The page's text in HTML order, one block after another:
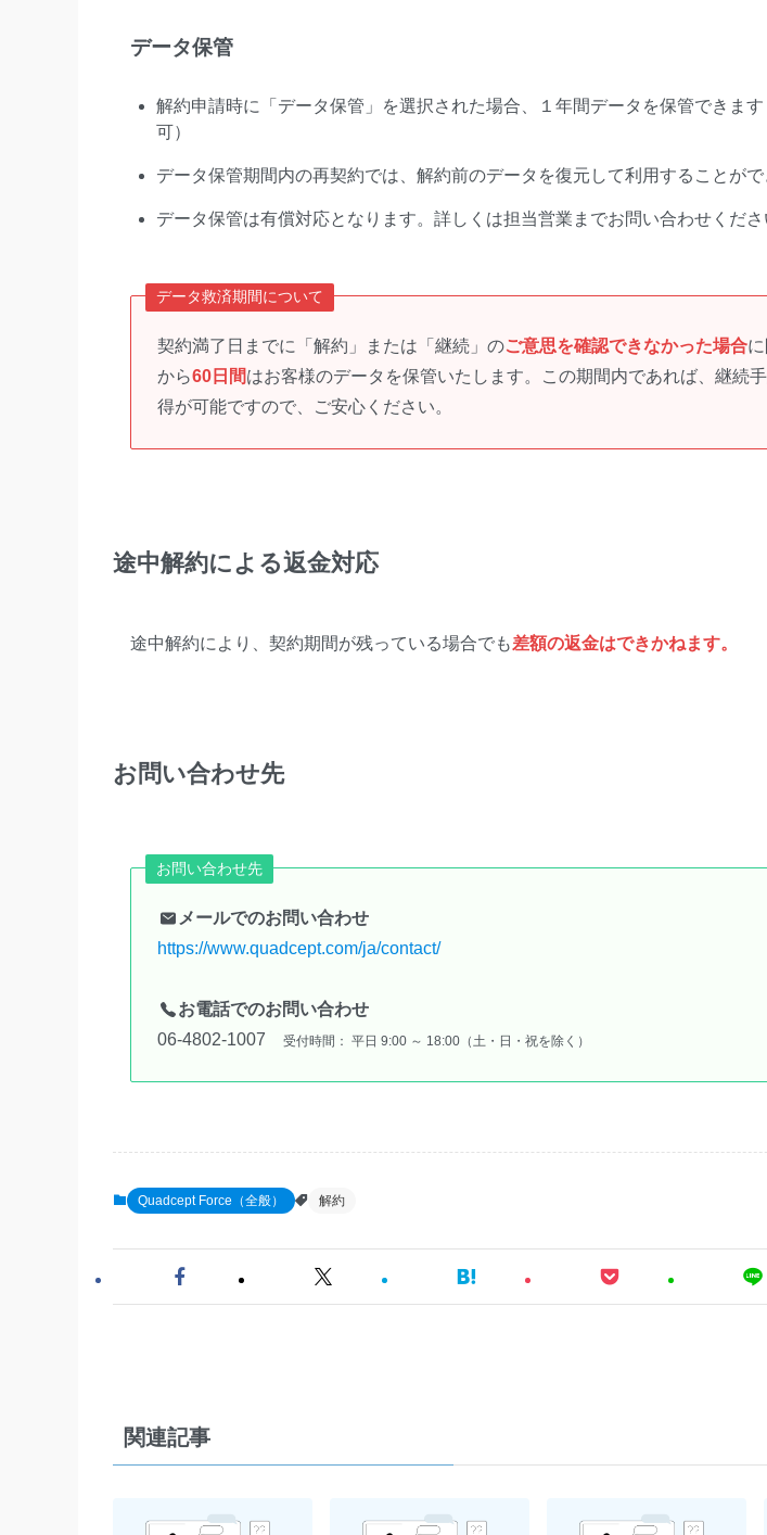
データ保管
解約申請時に「データ保管」を選択された場合、１年間データを保管できま
可）
データ保管期間内の再契約では、解約前のデータを復元して利用することがで
データ保管は有償対応となります。詳しくは担当営業までお問い合わせくださ
データ救済期間について
契約満了日までに「解約」または「継続」のご意思を確認できなかった場合
から60日間はお客様のデータを保管いたします。この期間内であれば、継続
得が可能ですので、ご安心ください。
途中解約による返金対応
途中解約により、契約期間が残っている場合でも差額の返金はできかねます。
お問い合わせ先
お問い合わせ先
メールでのお問い合わせ
https://www.quadcept.com/ja/contact/
お電話でのお問い合わせ
06-4802-1007
受付時間： 平日 9:00 ～ 18:00（土・日・祝を除く）
Quadcept Force（全般） 解約
関連記事